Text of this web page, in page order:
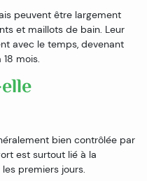
peuvent être largement
et maillots de bain. Leur
avec le temps, devenant
mois.
bien contrôlée par
est surtout lié à la
premiers jours.